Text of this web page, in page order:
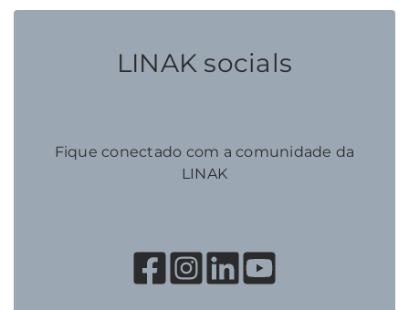
LINAK socials
Fique conectado com a comunidade da
LINAK